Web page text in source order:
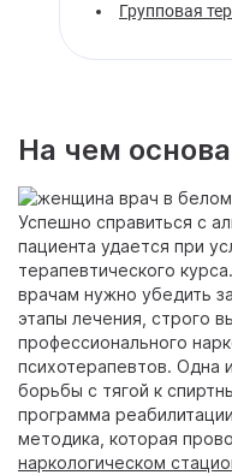
Групповая
На чем
Успешно справиться с
пациента удается при
терапевтического
врачам нужно убедить
этапы лечения, строго
профессионального
психотерапевтов. Одна
борьбы с тягой к
программа
методика, которая
наркологическом